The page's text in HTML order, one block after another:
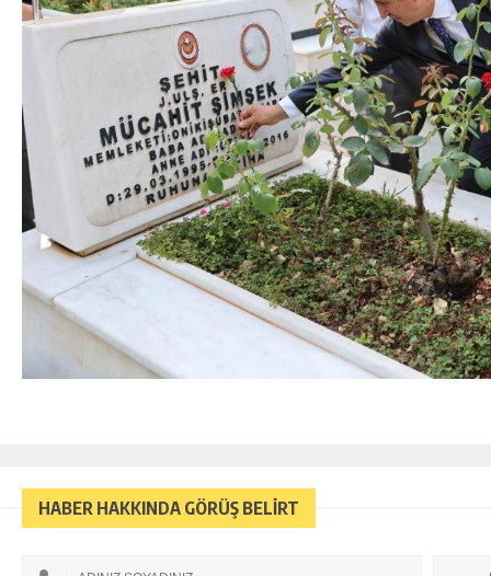
HABER HAKKINDA GÖRÜŞ BELİRT